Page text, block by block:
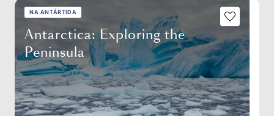
NA ANTÁRTIDA
Antarctica: Exploring the
Peninsula